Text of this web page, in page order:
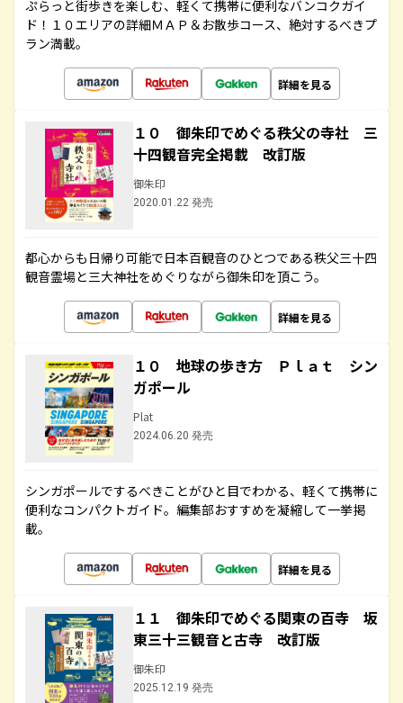
ぷらっと街歩きを楽しむ、軽くて携帯に便利なバンコクガイ
ド！１０エリアの詳細ＭＡＰ＆お散歩コース、絶対するべきプ
ラン満載。
詳細を見る
１０ 御朱印でめぐる秩父の寺社 三
十四観音完全掲載 改訂版
御朱印
2020.01.22 発売
都心からも日帰り可能で日本百観音のひとつである秩父三十四
観音霊場と三大神社をめぐりながら御朱印を頂こう。
詳細を見る
１０ 地球の歩き方 Ｐｌａｔ シン
ガポール
Plat
2024.06.20 発売
シンガポールでするべきことがひと目でわかる、軽くて携帯に
便利なコンパクトガイド。編集部おすすめを凝縮して一挙掲
載。
詳細を見る
１１ 御朱印でめぐる関東の百寺 坂
東三十三観音と古寺 改訂版
御朱印
2025.12.19 発売